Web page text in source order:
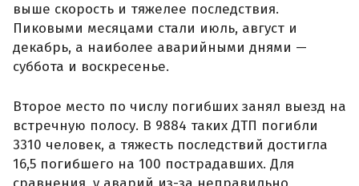
выше скорость и тяжелее последствия.
Пиковыми месяцами стали июль, август и
декабрь, а наиболее аварийными днями —
суббота и воскресенье.
Второе место по числу погибших занял выезд на
встречную полосу. В 9884 таких ДТП погибли
3310 человек, а тяжесть последствий достигла
16,5 погибшего на 100 пострадавших. Для